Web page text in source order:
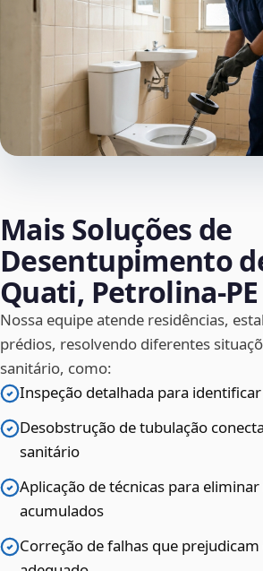
Mais Soluções de
Desentupimento
Quati, Petrolina‑PE
Nossa equipe atende residências,
prédios, resolvendo diferentes
sanitário, como:
Inspeção detalhada para
Desobstrução de tubulação
sanitário
Aplicação de técnicas para
acumulados
Correção de falhas que